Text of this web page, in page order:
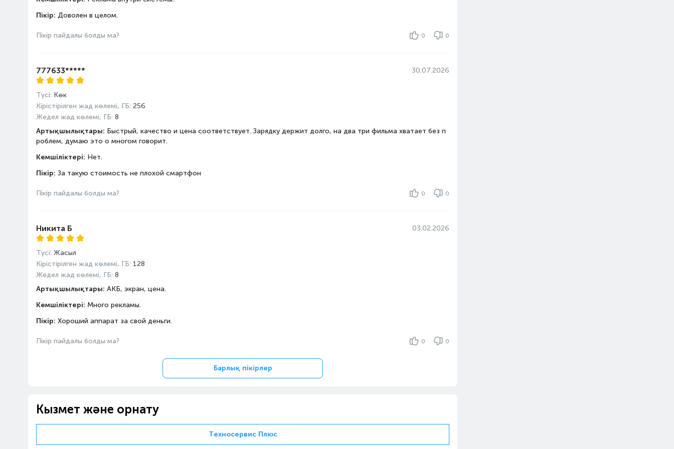
2
Процессор моделі
Пікір: Доволен в целом.
Пікір пайдалы болды ма? 0 0
777633***** 30.07.2026
Түсі: Көк
Кірістірілген жад көлемі, ГБ: 256
Жедел жад көлемі, ГБ: 8
Артықшылықтары: Быстрый, качество и цена соответствует. Зарядку держит долго, на два три фильма хватает без п
роблем, думаю это о многом говорит.
Кемшіліктері: Нет.
Пікір: За такую стоимость не плохой смартфон
Пікір пайдалы болды ма? 0 0
Никита Б 03.02.2026
Түсі: Жасыл
Кірістірілген жад көлемі, ГБ: 128
Жедел жад көлемі, ГБ: 8
Артықшылықтары: АКБ, экран, цена.
Кемшіліктері: Много рекламы.
Пікір: Хороший аппарат за свой деньги.
Пікір пайдалы болды ма? 0 0
Барлық пікірлер
Кызмет және орнату
Техносервис Плюс